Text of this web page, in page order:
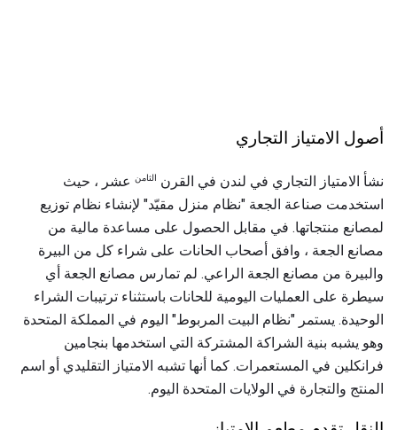
أصول الامتياز التجاري
نشأ الامتياز التجاري في لندن في القرن الثامن
عشر ، حيث
استخدمت صناعة الجعة "نظام منزل مقيّد" لإنشاء نظام توزيع
لمصانع منتجاتها. في مقابل الحصول على مساعدة مالية من
مصانع الجعة ، وافق أصحاب الحانات على شراء كل من البيرة
والبيرة من مصانع الجعة الراعي. لم تمارس مصانع الجعة أي
سيطرة على العمليات اليومية للحانات باستثناء ترتيبات الشراء
الوحيدة. يستمر "نظام البيت المربوط" اليوم في المملكة المتحدة
وهو يشبه بنية الشراكة المشتركة التي استخدمها بنجامين
فرانكلين في المستعمرات. كما أنها تشبه الامتياز التقليدي أو اسم
المنتج والتجارة في الولايات المتحدة اليوم.